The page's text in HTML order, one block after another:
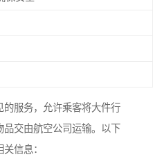
服务，允许乘客将大件行
交由航空公司运输。以下
信息：